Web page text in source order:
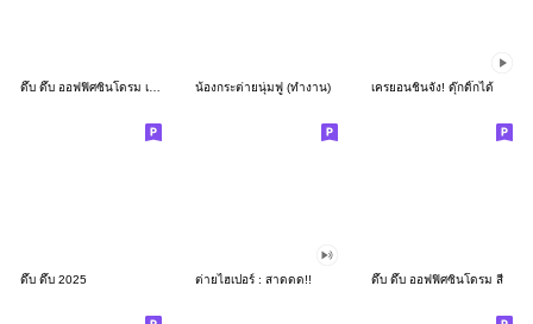
ดึ๊บ ดึ๊บ ออฟฟิศซินโดรม เก้า น้องกระต่ายนุ่มฟู (ทำงาน) เครยอนชินจัง! ดุ๊กดิ๊กได้
ดึ๊บ ดึ๊บ 2025 ต่ายไฮเปอร์ : สาดดด!! ดึ๊บ ดึ๊บ ออฟฟิศซินโดรม สี่